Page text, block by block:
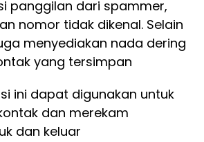
panggilan dari spammer,
nomor tidak dikenal. Selain
menyediakan nada dering
yang tersimpan
ini dapat digunakan untuk
dan merekam
dan keluar